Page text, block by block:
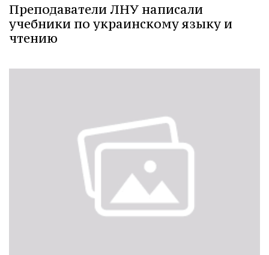
Преподаватели ЛНУ написали
учебники по украинскому языку и
чтению